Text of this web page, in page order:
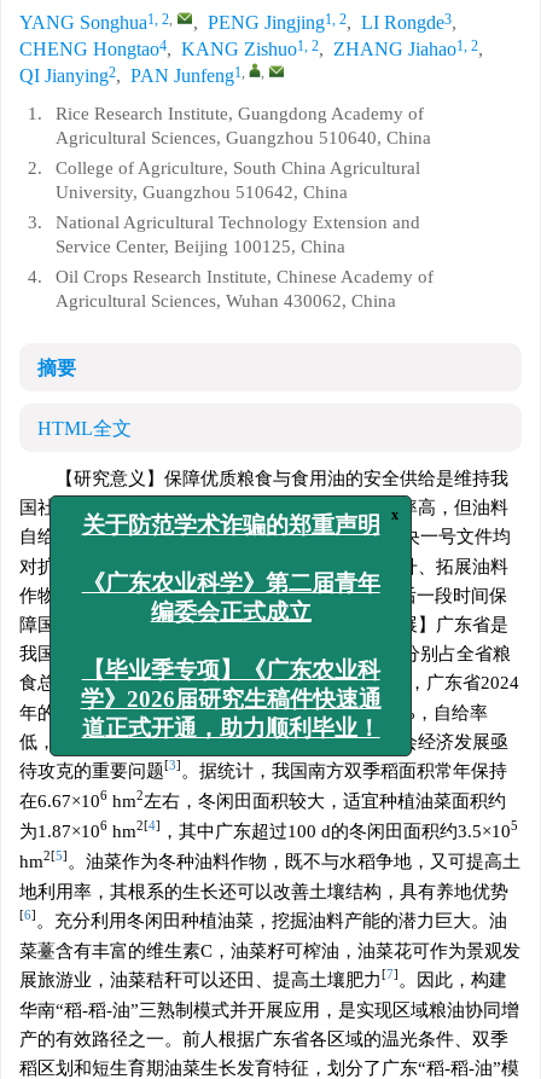
YANG Songhua1, 2, , PENG Jingjing1, 2, LI Rongde3,
CHENG Hongtao4, KANG Zishuo1, 2, ZHANG Jiahao1, 2,
QI Jianying2, PAN Junfeng1, ,
1.
Rice Research Institute, Guangdong Academy of
Agricultural Sciences, Guangzhou 510640, China
2.
College of Agriculture, South China Agricultural
University, Guangzhou 510642, China
3.
National Agricultural Technology Extension and
Service Center, Beijing 100125, China
4.
Oil Crops Research Institute, Chinese Academy of
Agricultural Sciences, Wuhan 430062, China
摘要
HTML全文
【研究意义】保障优质粮食与食用油的安全供给是维持我
国社会经济稳定发展的重要基础。我国口粮自给率高，但油料
自给率仅为30%左右[1]。2021—2026年，每年中央一号文件均
对扩种油菜提出明确要求。推动粮食作物品质提升、拓展油料
作物生产空间、提升耕地地力是“十五五”以及今后一段时间保
障国家粮油安全的重要工作方向。【前人研究进展】广东省是
我国双季稻产区，2024年双季稻种植面积与产量分别占全省粮
食总面积与总产量的82.04%和85.54%[2]。据统计，广东省2024
年的口粮和食用植物油自给率分别约为60%和20%，自给率
低，如何提升粮油产量是保障区域粮油安全和社会经济发展亟
待攻克的重要问题[3] 。据统计，我国南方双季稻面积常年保持
在6.67×106 hm2左右，冬闲田面积较大，适宜种植油菜面积约
为1.87×106 hm2[4] ，其中广东超过100 d的冬闲田面积约3.5×105
hm2[5] 。油菜作为冬种油料作物，既不与水稻争地，又可提高土
地利用率，其根系的生长还可以改善土壤结构，具有养地优势
[6] 。充分利用冬闲田种植油菜，挖掘油料产能的潜力巨大。油
菜薹含有丰富的维生素C，油菜籽可榨油，油菜花可作为景观发
展旅游业，油菜秸秆可以还田、提高土壤肥力 [7] 。因此，构建
华南“稻-稻-油”三熟制模式并开展应用，是实现区域粮油协同增
产的有效路径之一。前人根据广东省各区域的温光条件、双季
稻区划和短生育期油菜生长发育特征，划分了广东“稻-稻-油”模
x
《广东农业科学》第二届青年
【毕业季专项】《广东农业科
学》2026届研究生稿件快速通
道正式开通，助力顺利毕业！